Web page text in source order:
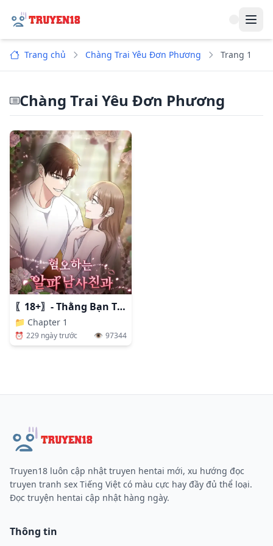
Trang chủ Chàng Trai Yêu Đơn Phương Trang 1
Chàng Trai Yêu Đơn Phương
〖18+〗- Thằng Bạn Thân Alpha Đáng Ghét
📁 Chapter 1
⏰ 229 ngày trước 👁️ 97344
Truyen18 luôn cập nhật truyen hentai mới, xu hướng đọc
truyen tranh sex Tiếng Việt có màu cực hay đầy đủ thể loại.
Đọc truyện hentai cập nhật hàng ngày.
Thông tin